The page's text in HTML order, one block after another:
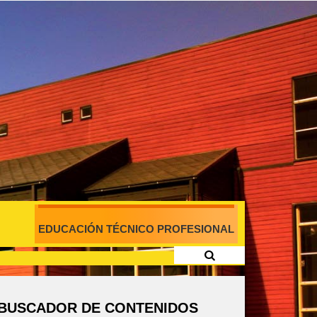
EDUCACIÓN TÉCNICO PROFESIONAL
DE CONTENIDOS